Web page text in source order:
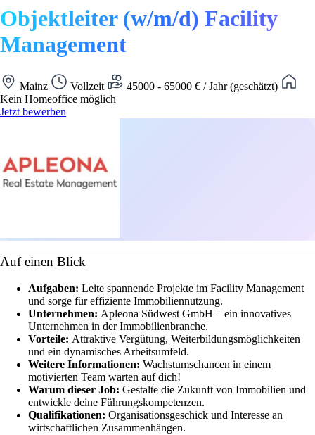
Objektleiter (w/m/d) Facility
Management
Mainz Vollzeit
45000 - 65000 € / Jahr (geschätzt)
Kein Homeoffice möglich
Jetzt bewerben
Auf einen Blick
Aufgaben: Leite spannende Projekte im Facility Management
und sorge für effiziente Immobiliennutzung.
Unternehmen: Apleona Südwest GmbH – ein innovatives
Unternehmen in der Immobilienbranche.
Vorteile: Attraktive Vergütung, Weiterbildungsmöglichkeiten
und ein dynamisches Arbeitsumfeld.
Weitere Informationen: Wachstumschancen in einem
motivierten Team warten auf dich!
Warum dieser Job: Gestalte die Zukunft von Immobilien und
entwickle deine Führungskompetenzen.
Qualifikationen: Organisationsgeschick und Interesse an
wirtschaftlichen Zusammenhängen.